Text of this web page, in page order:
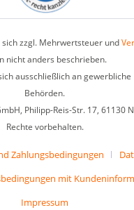
zzgl. Mehrwertsteuer und
nicht anders beschrieben.
ausschließlich an gewerbliche
Behörden.
Philipp-Reis-Str. 17, 61130
Rechte vorbehalten.
Zahlungsbedingungen
mit
Impressum